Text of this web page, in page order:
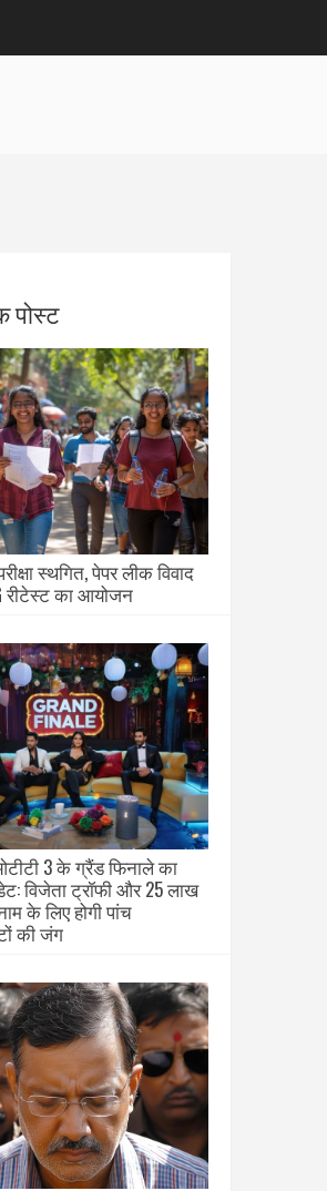
पोस्ट
स्थगित, पेपर लीक विवाद
रीटेस्ट का आयोजन
3 के ग्रैंड फिनाले का
विजेता ट्रॉफी और 25 लाख
के लिए होगी पांच
की जंग